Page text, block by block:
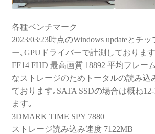
各種ベンチマーク
2023/03/23時点のWindows updateとチ
ー､GPUドライバーで計測しております
FF14 FHD 最高画質 18892 平均フレー
なストレージのためトータルの読み込
ております｡SATA SSDの場合は概ね
ます｡
3DMARK TIME SPY 7880
ストレージ読み込み速度 7122MB